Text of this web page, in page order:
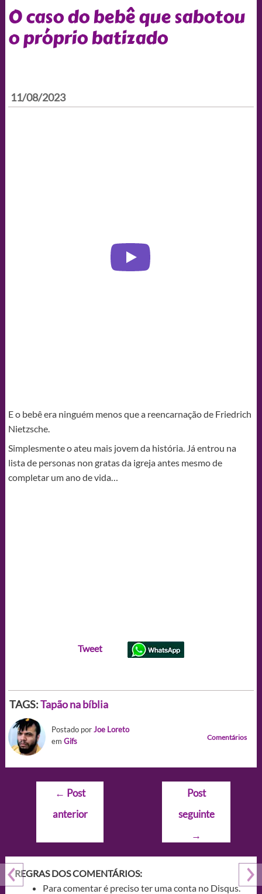
O caso do bebê que sabotou
o próprio batizado
11/08/2023
E o bebê era ninguém menos que a reencarnação de Friedrich
Nietzsche.
Simplesmente o ateu mais jovem da história. Já entrou na
lista de personas non gratas da igreja antes mesmo de
completar um ano de vida…
Tweet
TAGS:Tapão na bíblia
Postado porJoe Loreto
em Gifs Comentários
Navegação
Post
← Post
anterior
Post
seguinte
→
REGRAS DOS COMENTÁRIOS:
Para comentar é preciso ter uma conta no Disqus.